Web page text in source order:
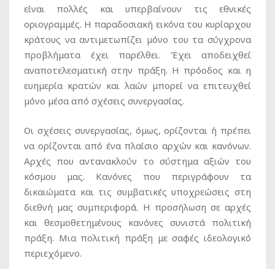
είναι πολλές και υπερβαίνουν τις εθνικές
οριογραμμές. Η παραδοσιακή εικόνα του κυρίαρχου
κράτους να αντιμετωπίζει μόνο του τα σύγχρονα
προβλήματα έχει παρέλθει. Έχει αποδειχθεί
αναποτελεσματική στην πράξη. Η πρόοδος και η
ευημερία κρατών και λαών μπορεί να επιτευχθεί
μόνο μέσα από σχέσεις συνεργασίας.
Οι σχέσεις συνεργασίας, όμως, ορίζονται ή πρέπει
να ορίζονται από ένα πλαίσιο αρχών και κανόνων.
Αρχές που αντανακλούν το σύστημα αξιών του
κόσμου μας. Κανόνες που περιγράφουν τα
δικαιώματα και τις συμβατικές υποχρεώσεις στη
διεθνή μας συμπεριφορά. Η προσήλωση σε αρχές
και θεσμοθετημένους κανόνες συνιστά πολιτική
πράξη. Μια πολιτική πράξη με σαφές ιδεολογικό
περιεχόμενο.